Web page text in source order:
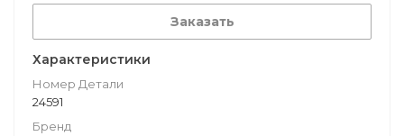
Заказать
Характеристики
Номер Детали
24591
Бренд